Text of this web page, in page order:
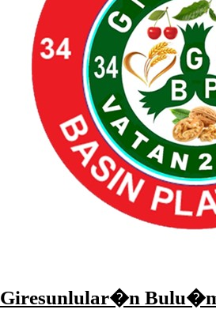
Giresunlular�n